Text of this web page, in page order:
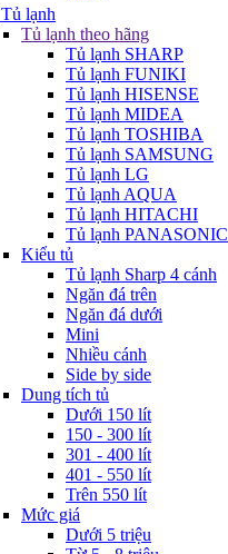
Tủ lạnh
Tủ lạnh theo hãng
Tủ lạnh SHARP
Tủ lạnh FUNIKI
Tủ lạnh HISENSE
Tủ lạnh MIDEA
Tủ lạnh TOSHIBA
Tủ lạnh SAMSUNG
Tủ lạnh LG
Tủ lạnh AQUA
Tủ lạnh HITACHI
Tủ lạnh PANASONIC
Kiểu tủ
Tủ lạnh Sharp 4 cánh
Ngăn đá trên
Ngăn đá dưới
Mini
Nhiều cánh
Side by side
Dung tích tủ
Dưới 150 lít
150 - 300 lít
301 - 400 lít
401 - 550 lít
Trên 550 lít
Mức giá
Dưới 5 triệu